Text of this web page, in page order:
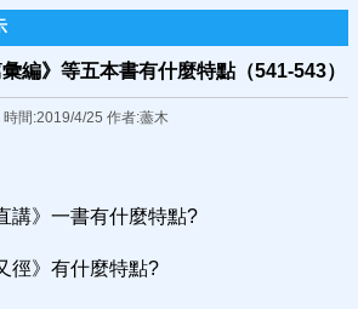
編》等五本書有什麼特點（541-543）
時間:2019/4/25 作者:藎木
講》一書有什麼特點?
徑》有什麼特點?